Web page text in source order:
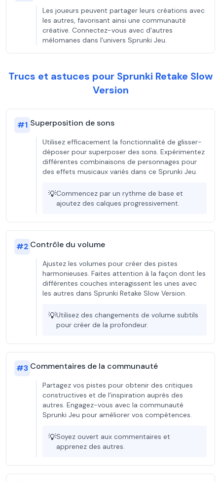
Les joueurs peuvent partager leurs créations avec
les autres, favorisant ainsi une communauté
créative. Connectez-vous avec d'autres
mélomanes dans l'univers Sprunki Jeu.
Trucs et astuces pour Sprunki Retake Slow
Version
#1 Superposition de sons
Utilisez efficacement la fonctionnalité de glisser-
déposer pour superposer des sons. Expérimentez
différentes combinaisons de personnages pour
des effets musicaux variés dans ce Sprunki Jeu.
💡Commencez par un rythme de base et
ajoutez des calques progressivement.
#2 Contrôle du volume
Ajustez les volumes pour créer des pistes
harmonieuses. Faites attention à la façon dont les
différentes couches interagissent les unes avec
les autres dans Sprunki Retake Slow Version.
💡Utilisez des changements de volume subtils
pour créer de la profondeur.
#3 Commentaires de la communauté
Partagez vos pistes pour obtenir des critiques
constructives et de l'inspiration auprès des
autres. Engagez-vous avec la communauté
Sprunki Jeu pour améliorer vos compétences.
💡Soyez ouvert aux commentaires et
apprenez des autres.